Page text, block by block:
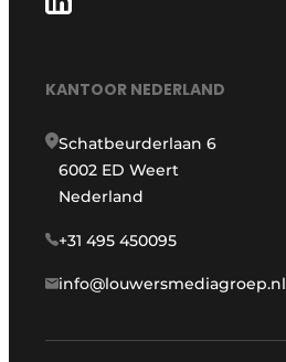
KANTOOR NEDERLAND
Schatbeurderlaan 6
6002 ED Weert
Nederland
+31 495 450095
info@louwersmediagroep.nl